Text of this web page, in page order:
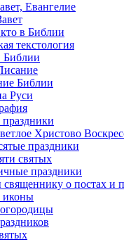
Евангелие
в Библии
текстология
Библии
Библии
Руси
Христово
праздники
святых
праздники
о постах и
иконы